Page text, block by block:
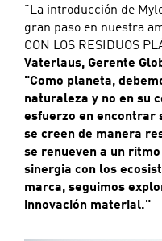
"La introducción de
gran paso en nuestra
CON LOS RESIDUOS
Vaterlaus, Gerente
"Como planeta,
naturaleza y no en su
esfuerzo en encontrar
se creen de manera
se renueven a un
sinergia con los
marca, seguimos
innovación material."